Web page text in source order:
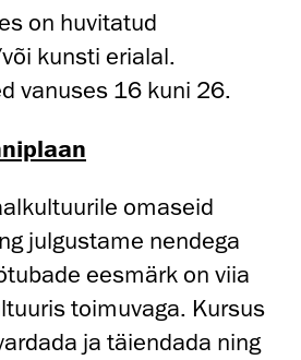
on huvitatud
kunsti erialal.
vanuses 16 kuni 26.
omaseid
julgustame nendega
eesmärk on viia
toimuvaga. Kursus
ja täiendada ning